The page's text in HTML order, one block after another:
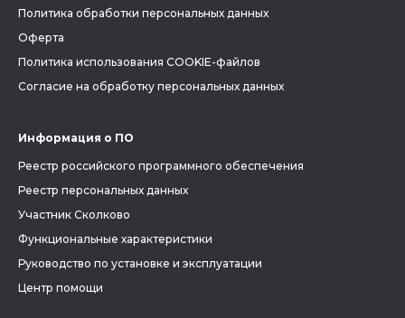
Политика обработки персональных данных
Оферта
Политика использования COOKIE-файлов
Согласие на обработку персональных данных
Информация о ПО
Реестр российского программного обеспечения
Реестр персональных данных
Участник Сколково
Функциональные характеристики
Руководство по установке и эксплуатации
Центр помощи